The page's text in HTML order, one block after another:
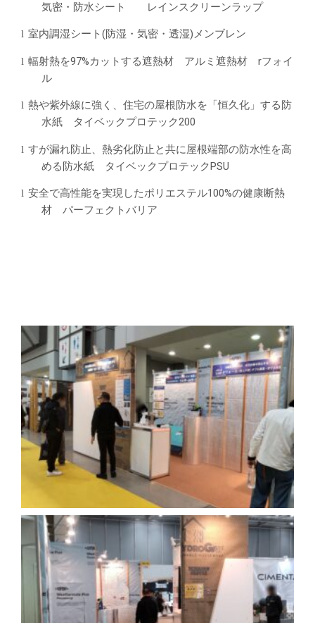
気密・防水シート レインスクリーンラップ
l 室内調湿シート(防湿・気密・透湿)メンブレン
l 輻射熱を97%カットする遮熱材 アルミ遮熱材 rフォイ
ル
l 熱や紫外線に強く、住宅の屋根防水を「恒久化」する防
水紙 タイベックプロテック200
l すが漏れ防止、熱劣化防止と共に屋根端部の防水性を高
める防水紙 タイベックプロテックPSU
l 安全で高性能を実現したポリエステル100%の健康断熱
材 パーフェクトバリア